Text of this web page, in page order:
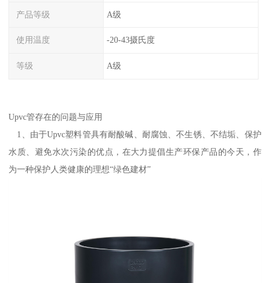
产品等级 A级
使用温度 -20-43摄氏度
等级 A级
Upvc管存在的问题与应用
1、由于Upvc塑料管具有耐酸碱、耐腐蚀、不生锈、不结垢、保护
水质、避免水次污染的优点，在大力提倡生产环保产品的今天，作
为一种保护人类健康的理想“绿色建材”